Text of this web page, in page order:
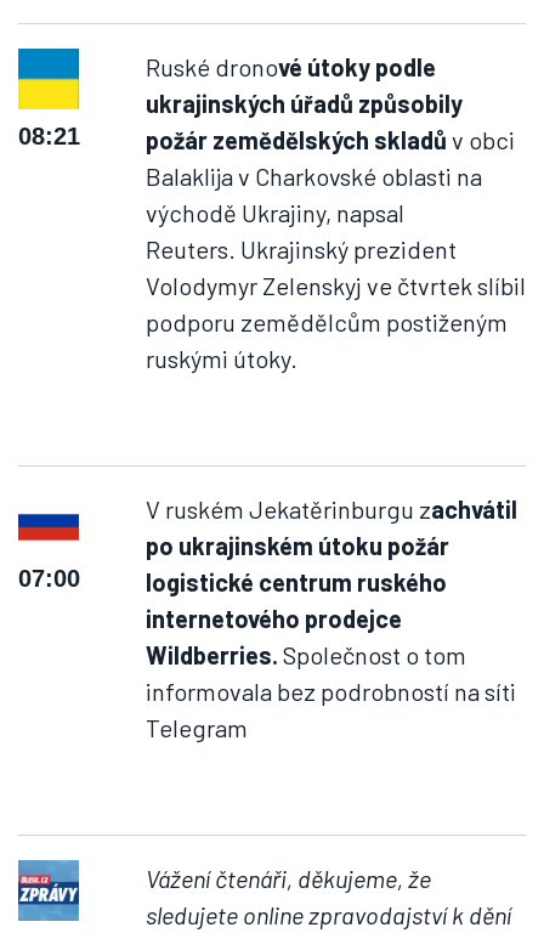
08:21
Ruské dronové útoky podle
ukrajinských úřadů způsobily
požár zemědělských skladů v obci
Balaklija v Charkovské oblasti na
východě Ukrajiny, napsal
Reuters. Ukrajinský prezident
Volodymyr Zelenskyj ve čtvrtek slíbil
podporu zemědělcům postiženým
ruskými útoky.
07:00
V ruském Jekatěrinburgu zachvátil
po ukrajinském útoku požár
logistické centrum ruského
internetového prodejce
Wildberries. Společnost o tom
informovala bez podrobností na síti
Telegram
Vážení čtenáři, děkujeme, že
sledujete online zpravodajství k dění